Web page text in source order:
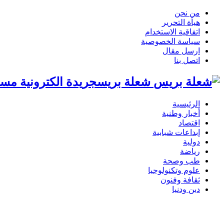
من نحن
هيأة التحرير
اتفاقية الاستخدام
سياسة الخصوصية
ارسل مقال
اتصل بنا
شعلة بريسجريدة الكترونية
الرئيسية
أخبار وطنية
اقتصاد
إبداعات شبابية
دولية
رياضة
طب وصحة
علوم وتكنولوجيا
ثقافة وفنون
دين ودنيا